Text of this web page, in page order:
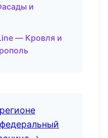
и
— Кровля и